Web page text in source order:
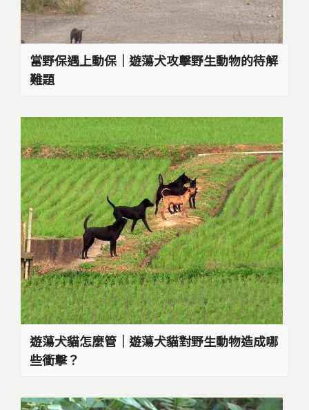
當野保遇上動保｜遊蕩犬攻擊野生動物的待解
難題
遊蕩犬貓怎麼管｜遊蕩犬貓對野生動物造成哪
些衝擊？